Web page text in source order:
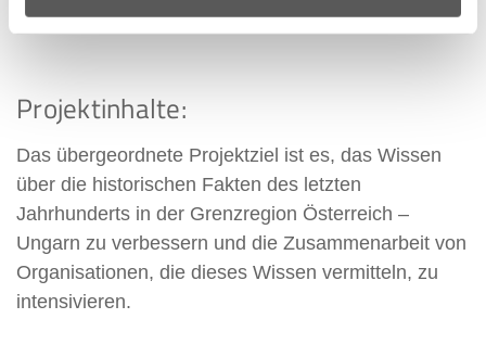
Seite
Projektinhalte:
Das übergeordnete Projektziel ist es, das Wissen
über die historischen Fakten des letzten
Jahrhunderts in der Grenzregion Österreich –
Ungarn zu verbessern und die Zusammenarbeit von
Organisationen, die dieses Wissen vermitteln, zu
intensivieren.